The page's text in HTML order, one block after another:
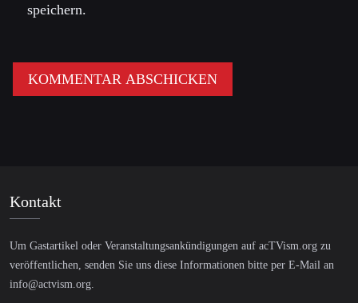
speichern.
Kontakt
Um Gastartikel oder Veranstaltungsankündigungen auf acTVism.org zu
veröffentlichen, senden Sie uns diese Informationen bitte per E-Mail an
info@actvism.org.